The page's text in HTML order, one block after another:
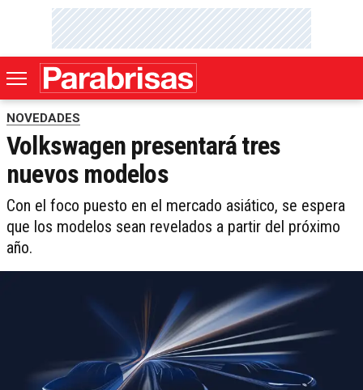
NOVEDADES
Volkswagen presentará tres
nuevos modelos
Con el foco puesto en el mercado asiático, se espera
que los modelos sean revelados a partir del próximo
año.